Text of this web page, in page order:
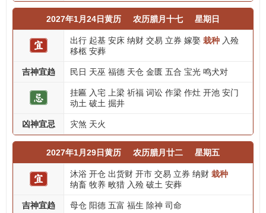
2027年1月24日黄历 农历腊月十七 星期日
出行 起基 安床 纳财 交易 立券 嫁娶 栽种 入殓
移柩 安葬
吉神宜趋 民日 天巫 福德 天仓 金匮 五合 宝光 鸣犬对
挂匾 入宅 上梁 祈福 词讼 作梁 作灶 开池 安门
动土 破土 掘井
凶神宜忌 灾煞 天火
2027年1月29日黄历 农历腊月廿二 星期五
沐浴 开仓 出货财 开市 交易 立券 纳财 栽种
纳畜 牧养 畋猎 入殓 破土 安葬
吉神宜趋 母仓 阳德 五富 福生 除神 司命